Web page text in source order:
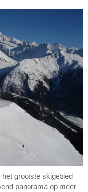
grootste skigebied
panorama op meer